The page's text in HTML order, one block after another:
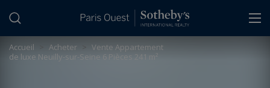
Accueil > Acheter > Vente Appartement
de luxe Neuilly-sur-Seine 6 Pièces 241 m²